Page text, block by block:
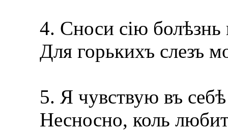
4. Сноси сію болѣзнь
Для горькихъ слезъ
5. Я чувствую въ
Несносно, коль